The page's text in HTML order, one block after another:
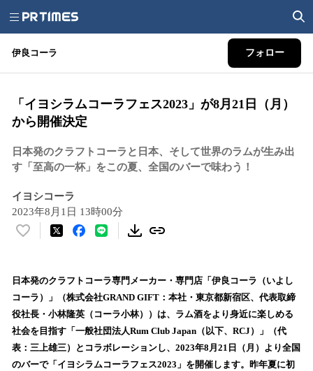
伊良コーラ フォロー
「イヨシラムコーラフェス2023」が8月21日（月）
から開催決定
日本発のクラフトコーラと日本、そして世界のラムが生み出
す「至高の一杯」をこの夏、全国のバーで味わう！
イヨシコーラ
2023年8月1日 13時00分
い
！
数
を
読
込
日本発のクラフトコーラ専門メーカー・専門店「伊良コーラ（いよし
コーラ）」（株式会社GRAND GIFT：本社・東京都新宿区、代表取締
役社長・小林隆英（コーラ小林））は、ラム酒をより身近に楽しめる
社会を目指す「一般社団法人Rum Club Japan（以下、RCJ）」（代
表：三上雄三）とコラボレーションし、2023年8月21日（月）より全国
のバーで「イヨシラムコーラフェス2023」を開催します。昨年夏に初